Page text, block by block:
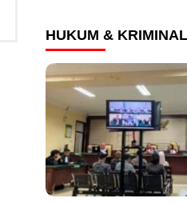
HUKUM & KRIMINAL